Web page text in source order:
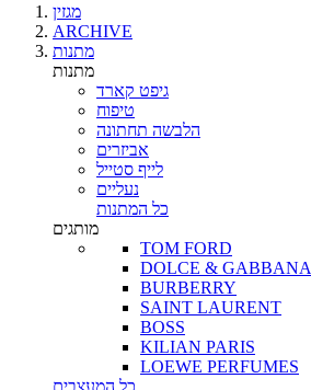
מגזין
ARCHIVE
מתנות
מתנות
גיפט קארד
טיפוח
הלבשה תחתונה
אביזרים
לייף סטייל
נעליים
כל המתנות
מותגים
TOM FORD
DOLCE & GABBANA
BURBERRY
SAINT LAURENT
BOSS
KILIAN PARIS
LOEWE PERFUMES
כל המעצבים